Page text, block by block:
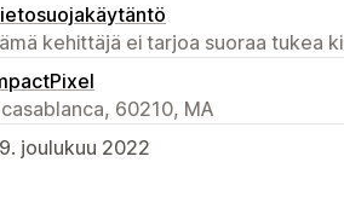
kehittäjä ei tarjoa suoraa tukea
60210, MA
joulukuu 2022